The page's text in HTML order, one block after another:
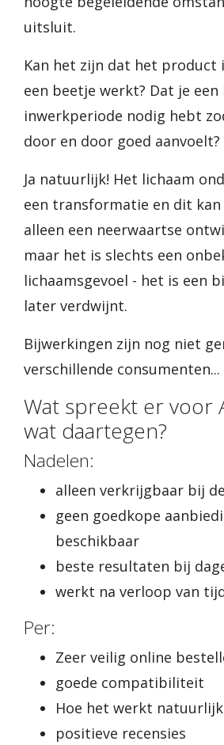
uitsluit.
Kan het zijn dat het product
een beetje werkt? Dat je een
inwerkperiode nodig hebt
door en door goed aanvoelt?
Ja natuurlijk! Het lichaam
een transformatie en dit kan
alleen een neerwaartse
maar het is slechts een
lichaamsgevoel - het is een
later verdwijnt.
Bijwerkingen zijn nog niet
verschillende consumenten...
Wat spreekt er voor
wat daartegen?
Nadelen:
alleen verkrijgbaar bij
geen goedkope
beschikbaar
beste resultaten bij
werkt na verloop van
Per:
Zeer veilig online
goede compatibiliteit
Hoe het werkt natuurlijk
positieve recensies